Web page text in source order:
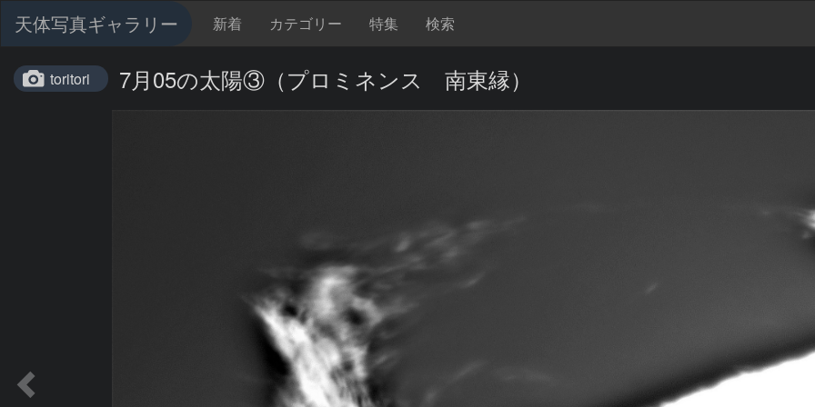
天体写真ギャラリー 新着 カテゴリー 特集 検索
toritori 7月05の太陽③（プロミネンス 南東縁）